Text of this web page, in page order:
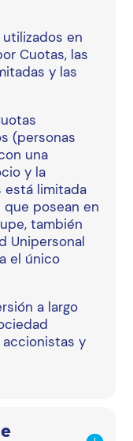
en
Cuotas, las
y las
(personas
una
y la
está limitada
posean en
también
Unipersonal
el único
a largo
accionistas y